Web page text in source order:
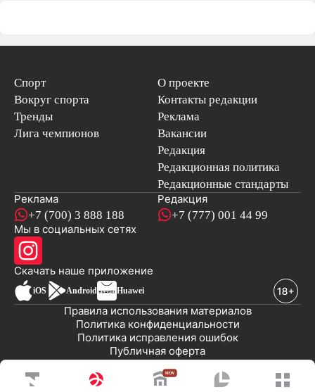
Спорт
Вокруг спорта
Тренды
Лига чемпионов
О проекте
Контакты редакции
Реклама
Вакансии
Редакция
Редакционная политика
Редакционные стандарты
Реклама
+7 (700) 3 888 188
Редакция
+7 (777) 001 44 99
Мы в социальных сетях
Скачать наше приложениеновостей
iOS Android Huawei
Публичная оферта
Политика исправления ошибок
Политика конфиденциальности
Правила использования материалов